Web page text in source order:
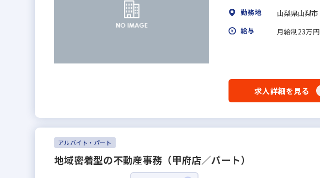
勤務地
山梨県山梨市
給与
月給制23万円
求人詳細を見る
アルバイト・パート
地域密着型の不動産事務（甲府店／パート）